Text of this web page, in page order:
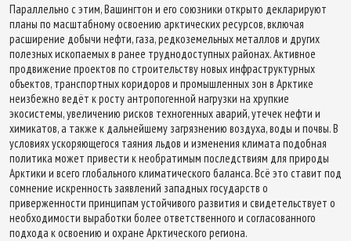
Параллельно с этим, Вашингтон и его союзники открыто декларируют
планы по масштабному освоению арктических ресурсов, включая
расширение добычи нефти, газа, редкоземельных металлов и других
полезных ископаемых в ранее труднодоступных районах. Активное
продвижение проектов по строительству новых инфраструктурных
объектов, транспортных коридоров и промышленных зон в Арктике
неизбежно ведёт к росту антропогенной нагрузки на хрупкие
экосистемы, увеличению рисков техногенных аварий, утечек нефти и
химикатов, а также к дальнейшему загрязнению воздуха, воды и почвы. В
условиях ускоряющегося таяния льдов и изменения климата подобная
политика может привести к необратимым последствиям для природы
Арктики и всего глобального климатического баланса. Всё это ставит под
сомнение искренность заявлений западных государств о
приверженности принципам устойчивого развития и свидетельствует о
необходимости выработки более ответственного и согласованного
подхода к освоению и охране Арктического региона.